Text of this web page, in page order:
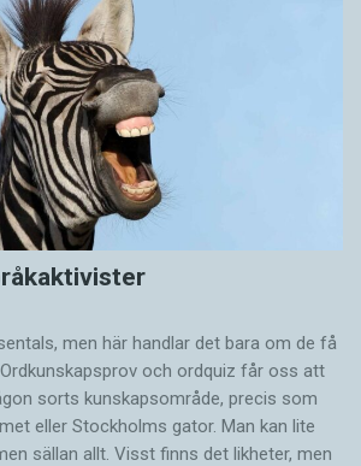
men här handlar det bara om de få
och ordquiz får oss att
sorts kunskapsområde, precis som
eller Stockholms gator. Man kan lite
sällan allt. Visst finns det likheter, men